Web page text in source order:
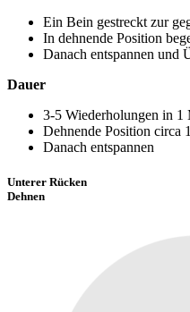
Ein Bein gestreckt zur
In dehnende Position
Danach entspannen und
Dauer
3-5 Wiederholungen in 1
Dehnende Position circa
Danach entspannen
Unterer Rücken
Dehnen